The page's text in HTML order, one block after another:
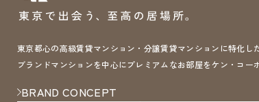
東京都心の高級賃貸マンション・分譲賃貸マンションに特化し
ブランドマンションを中心にプレミアムなお部屋をケン・コー
BRAND CONCEPT